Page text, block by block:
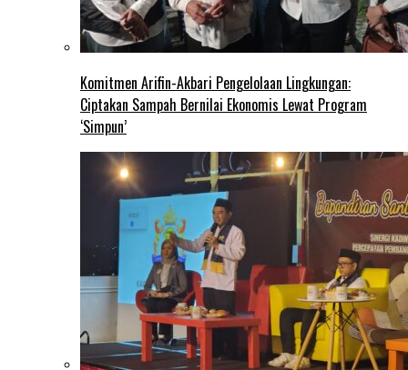
Komitmen Arifin-Akbari Pengelolaan Lingkungan:
Ciptakan Sampah Bernilai Ekonomis Lewat Program
‘Simpun’